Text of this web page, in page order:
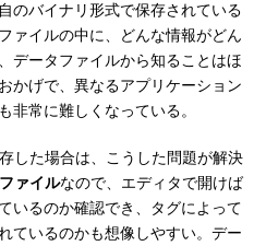
のバイナリ形式で保存されている
ァイルの中に、どんな情報がどん
データファイルから知ることはほ
かげで、異なるアプリケーション
非常に難しくなっている。
した場合は、こうした問題が解決
ァイルなので、エディタで開けば
いるのか確認でき、タグによって
ているのかも想像しやすい。デー